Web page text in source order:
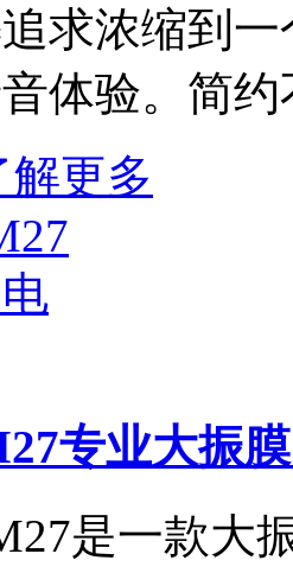
求浓缩到
体验。简
解更多
专业大振
是一款大